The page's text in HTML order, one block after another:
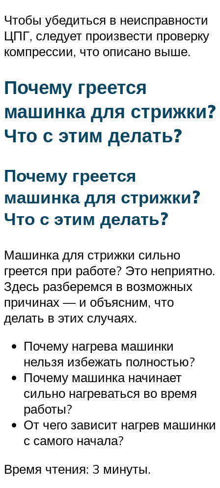
Чтобы убедиться в неисправности
ЦПГ, следует произвести проверку
компрессии, что описано выше.
Почему греется
машинка для стрижки?
Что с этим делать?
Почему греется
машинка для стрижки?
Что с этим делать?
Машинка для стрижки сильно
греется при работе? Это неприятно.
Здесь разберемся в возможных
причинах — и объясним, что
делать в этих случаях.
Почему нагрева машинки
нельзя избежать полностью?
Почему машинка начинает
сильно нагреваться во время
работы?
От чего зависит нагрев машинки
с самого начала?
Время чтения: 3 минуты.